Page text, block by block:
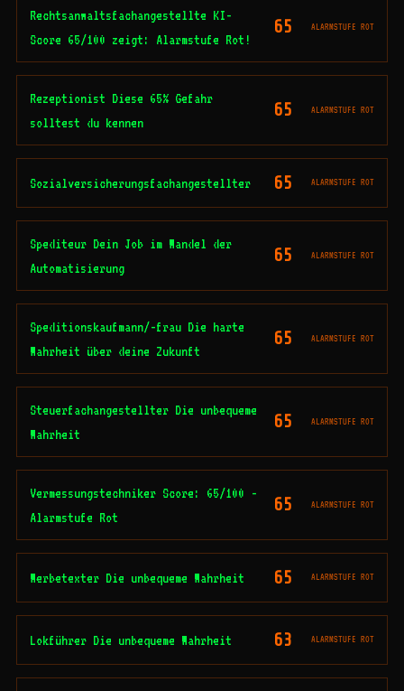
Rechtsanwaltsfachangestellte KI-
Score 65/100 zeigt: Alarmstufe Rot!
65 ALARMSTUFE ROT
Rezeptionist Diese 65% Gefahr
solltest du kennen
65 ALARMSTUFE ROT
Sozialversicherungsfachangestellter 65 ALARMSTUFE ROT
Spediteur Dein Job im Wandel der
Automatisierung
65 ALARMSTUFE ROT
Speditionskaufmann/-frau Die harte
Wahrheit über deine Zukunft
65 ALARMSTUFE ROT
Steuerfachangestellter Die unbequeme
Wahrheit
65 ALARMSTUFE ROT
Vermessungstechniker Score: 65/100 -
Alarmstufe Rot
65 ALARMSTUFE ROT
Werbetexter Die unbequeme Wahrheit 65 ALARMSTUFE ROT
Lokführer Die unbequeme Wahrheit 63 ALARMSTUFE ROT